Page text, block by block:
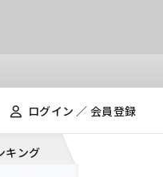
ログイン ／ 会員登録
キング